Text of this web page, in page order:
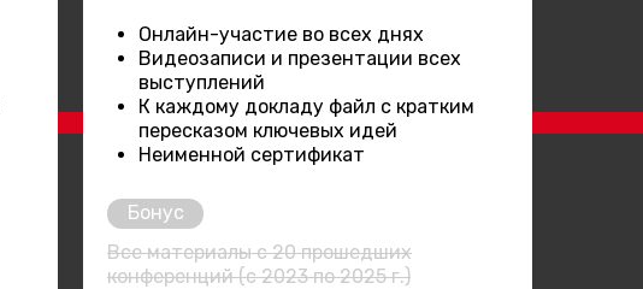
Все материалы с 20 прошедших
конференций (с 2023 по 2025 г.)
Бонус
Онлайн-участие во всех днях
Видеозаписи и презентации всех
выступлений
К каждому докладу файл с кратким
пересказом ключевых идей
Неименной сертификат